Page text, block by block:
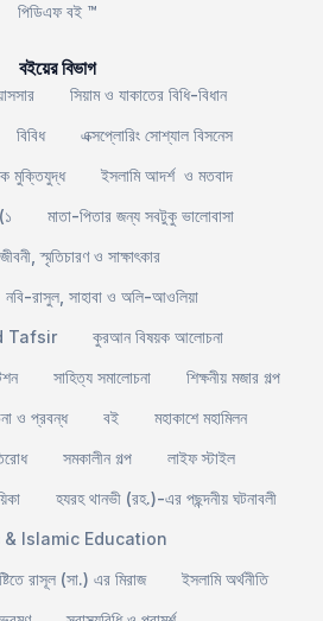
পিডিএফ বই ™
বইয়ের বিভাগ
সিয়াম ও যাকাতের বিধি-বিধান
বিবিধ
এক্সপ্লোরিং সোশ্যাল বিসনেস
মুক্তিযুদ্ধ
ইসলামি আদর্শ ও মতবাদ
মাতা-পিতার জন্য সবটুকু ভালোবাসা
স্মৃতিচারণ ও সাক্ষাৎকার
নবি-রাসুল, সাহাবা ও অলি-আওলিয়া
Tafsir
কুরআন বিষয়ক আলোচনা
সাহিত্য সমালোচনা
শিক্ষনীয় মজার গল্প
ও প্রবন্ধ
বই
মহাকাশে মহামিলন
সমকালীন গল্প
লাইফ স্টাইল
হযরহ থানভী (রহ.)-এর পছন্দনীয় ঘটনাবলী
& Islamic Education
রাসূল (সা.) এর মিরাজ
ইসলামি অর্থনীতি